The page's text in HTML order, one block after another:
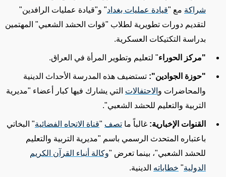
شراكة مع "قيادة عمليات بغداد" و"قيادة عمليات الرافدين"
لتقديم دورات تطويرية لطلاب "قوات الحشد الشعبي" المهتمين
بدراسة التكتيكات العسكرية.
"مركز الحوراء" لتعليم وتطوير المرأة في العراق.
"حوزة الجوادين": تستضيف هذه المدرسة الأحداث الدينية
والمحاضرات و الاحتفالات التي يشارك فيها كبار أعضاء "مديرية
التربية والتعليم للحشد الشعبي".
القنوات الإخبارية: غالباً ما تصف "قناة الاتجاه الفضائية" البخاتي
باعتباره المتحدث الرسمي باسم "مديرية التربية والتعليم
للحشد الشعبي"، بينما تعرض "وكالة أنباء القرآن الكريم
الدولية" خطاباته الدينية.